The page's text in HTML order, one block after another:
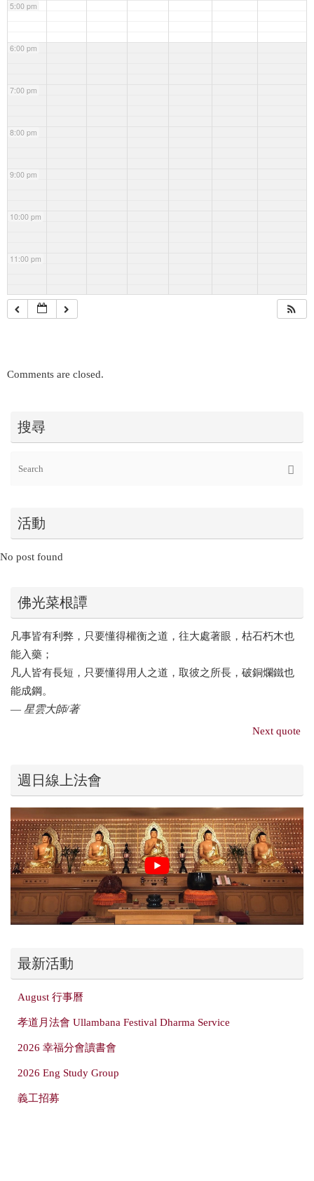
5:00 pm
6:00 pm
7:00 pm
8:00 pm
9:00 pm
10:00 pm
11:00 pm
Comments are closed.
搜尋
活動
No post found
佛光菜根譚
凡事皆有利弊，只要懂得權衡之道，往大處著眼，枯石朽木也
能入藥；
凡人皆有長短，只要懂得用人之道，取彼之所長，破銅爛鐵也
能成鋼。
— 星雲大師/著
Next quote
週日線上法會
最新活動
August 行事曆
孝道月法會 Ullambana Festival Dharma Service
2026 幸福分會讀書會
2026 Eng Study Group
義工招募